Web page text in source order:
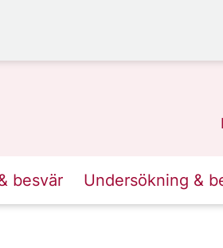
besvär Undersökning &